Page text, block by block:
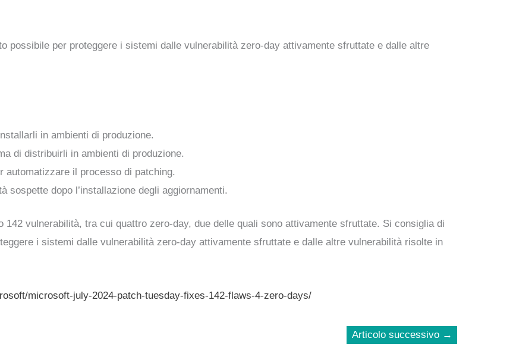
possibile per proteggere i sistemi dalle vulnerabilità zero-day attivamente sfruttate e dalle altre
in ambienti di produzione.
di distribuirli in ambienti di produzione.
automatizzare il processo di patching.
dopo l’installazione degli aggiornamenti.
142 vulnerabilità, tra cui quattro zero-day, due delle quali sono attivamente sfruttate. Si consiglia di
i sistemi dalle vulnerabilità zero-day attivamente sfruttate e dalle altre vulnerabilità risolte in
microsoft-july-2024-patch-tuesday-fixes-142-flaws-4-zero-days/
Articolo successivo →